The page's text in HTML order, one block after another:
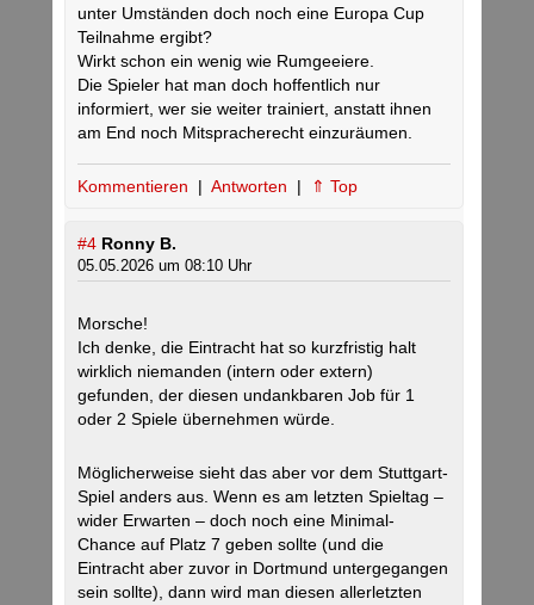
unter Umständen doch noch eine Europa Cup
Teilnahme ergibt?
Wirkt schon ein wenig wie Rumgeeiere.
Die Spieler hat man doch hoffentlich nur
informiert, wer sie weiter trainiert, anstatt ihnen
am End noch Mitspracherecht einzuräumen.
Kommentieren | Antworten | ⇑ Top
#4 Ronny B.
05.05.2026 um 08:10 Uhr
Morsche!
Ich denke, die Eintracht hat so kurzfristig halt
wirklich niemanden (intern oder extern)
gefunden, der diesen undankbaren Job für 1
oder 2 Spiele übernehmen würde.
Möglicherweise sieht das aber vor dem Stuttgart-
Spiel anders aus. Wenn es am letzten Spieltag –
wider Erwarten – doch noch eine Minimal-
Chance auf Platz 7 geben sollte (und die
Eintracht aber zuvor in Dortmund untergegangen
sein sollte), dann wird man diesen allerletzten